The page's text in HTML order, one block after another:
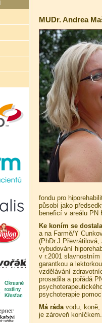
MUDr. Andrea
fondu pro
působí jako
beneficí v areálu PN
Ke koním se dostala
a na Farmě/Y
vybudování
v r.2001 slavnostním
garantkou a
vzdělávání
prosadila a pořádá
psychoterapie
Má rádavodu, koně,
je zároveň koníčkem.